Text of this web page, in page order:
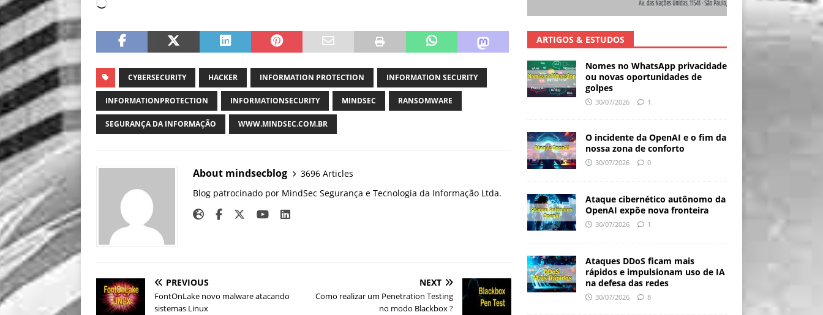
CYBERSECURITY HACKER INFORMATION PROTECTION INFORMATION SECURITY
INFORMATIONPROTECTION INFORMATIONSECURITY MINDSEC RANSOMWARE
SEGURANÇA DA INFORMAÇÃO WWW.MINDSEC.COM.BR
About mindsecblog
3696 Articles
Blog patrocinado por MindSec Segurança e Tecnologia da Informação Ltda.
PREVIOUS
FontOnLake novo malware atacando
sistemas Linux
NEXT
Como realizar um Penetration Testing
no modo Blackbox ?
ARTIGOS & ESTUDOS
Nomes no WhatsApp privacidade
ou novas oportunidades de
golpes
30/07/2026 1
O incidente da OpenAI e o fim da
nossa zona de conforto
30/07/2026 0
Ataque cibernético autônomo da
OpenAI expõe nova fronteira
30/07/2026 1
Ataques DDoS ficam mais
rápidos e impulsionam uso de IA
na defesa das redes
30/07/2026 8